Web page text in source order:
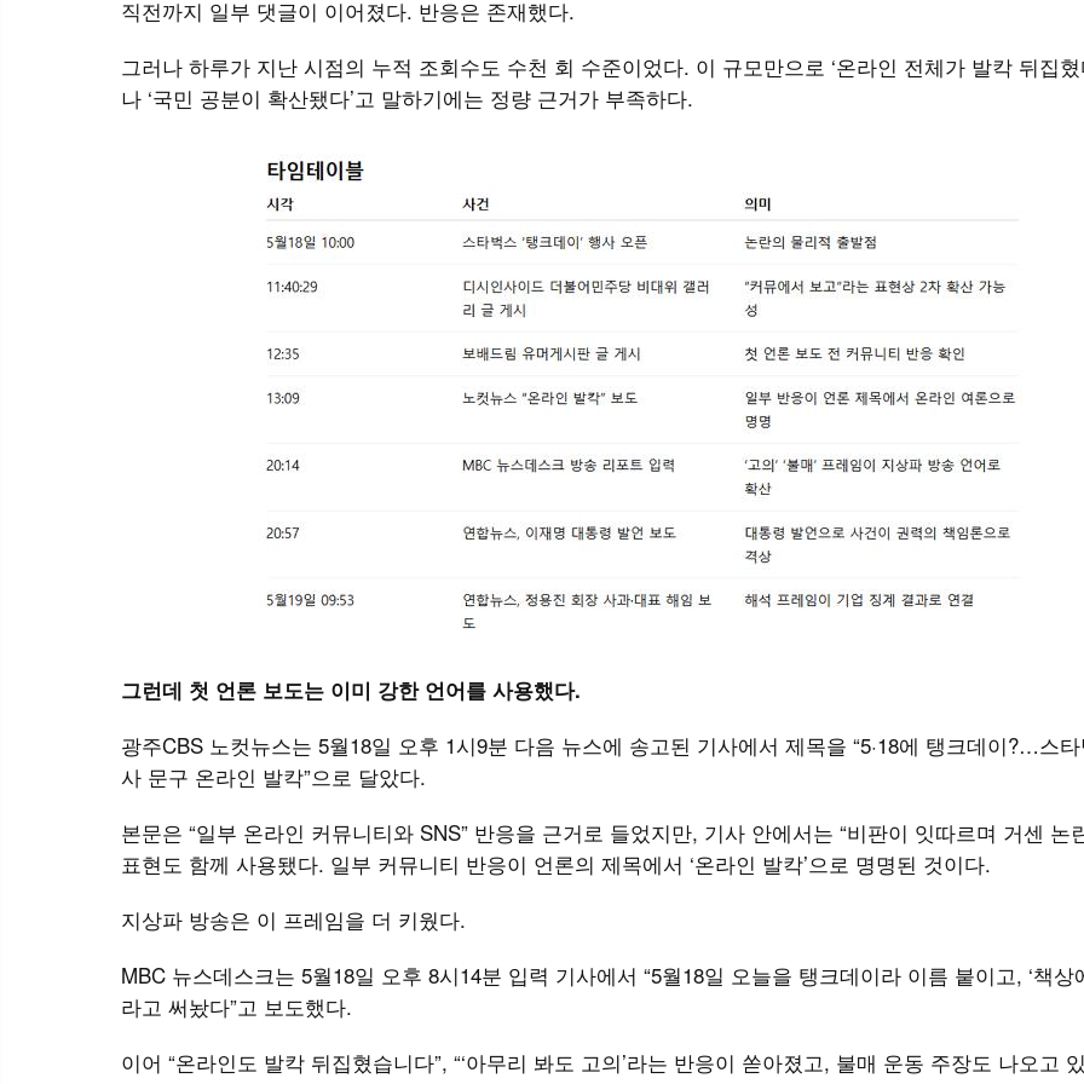
직전까지 일부 댓글이 이어졌다. 반응은 존재했다.
그러나 하루가 지난 시점의 누적 조회수도 수천 회 수준이었다. 이 규모만으로 ‘온라인 전체가 발칵 뒤집혔
나 ‘국민 공분이 확산됐다’고 말하기에는 정량 근거가 부족하다.
그런데 첫 언론 보도는 이미 강한 언어를 사용했다.
광주CBS 노컷뉴스는 5월18일 오후 1시9분 다음 뉴스에 송고된 기사에서 제목을 “5·18에 탱크데이?…스
사 문구 온라인 발칵”으로 달았다.
본문은 “일부 온라인 커뮤니티와 SNS” 반응을 근거로 들었지만, 기사 안에서는 “비판이 잇따르며 거센 논
표현도 함께 사용됐다. 일부 커뮤니티 반응이 언론의 제목에서 ‘온라인 발칵’으로 명명된 것이다.
지상파 방송은 이 프레임을 더 키웠다.
MBC 뉴스데스크는 5월18일 오후 8시14분 입력 기사에서 “5월18일 오늘을 탱크데이라 이름 붙이고, ‘책상
라고 써놨다”고 보도했다.
이어 “온라인도 발칵 뒤집혔습니다”, “‘아무리 봐도 고의’라는 반응이 쏟아졌고, 불매 운동 주장도 나오고